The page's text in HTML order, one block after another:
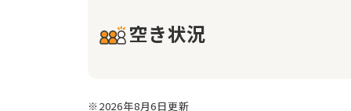
空き状況
※2026年8月6日更新